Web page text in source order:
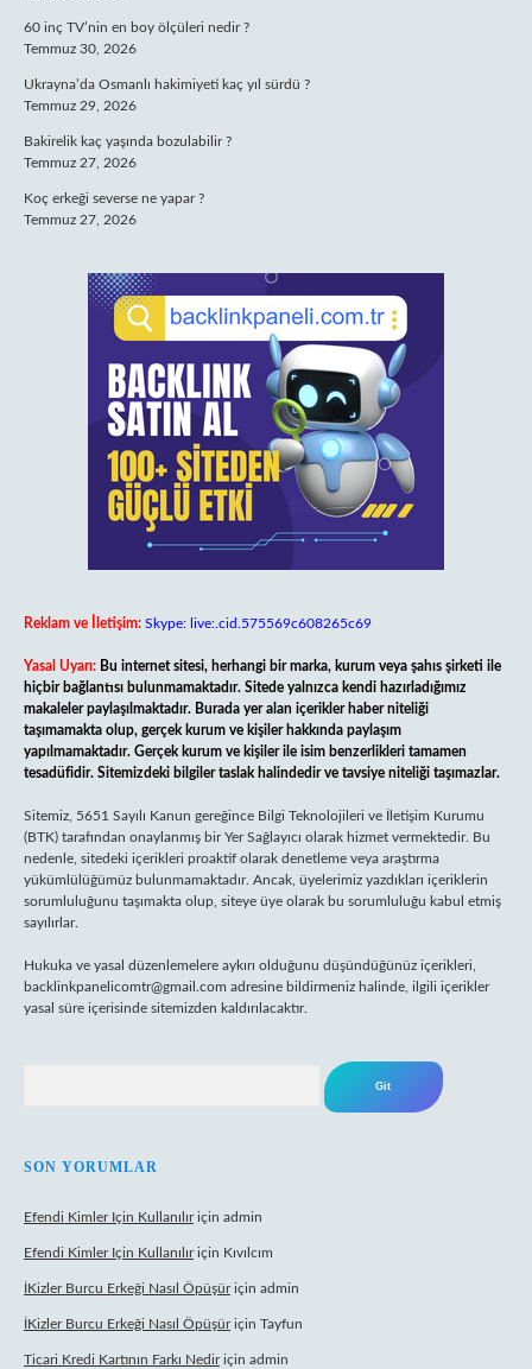
60 inç TV’nin en boy ölçüleri nedir ?
Temmuz 30, 2026
Ukrayna’da Osmanlı hakimiyeti kaç yıl sürdü ?
Temmuz 29, 2026
Bakirelik kaç yaşında bozulabilir ?
Temmuz 27, 2026
Koç erkeği severse ne yapar ?
Temmuz 27, 2026
Reklam ve İletişim: Skype: live:.cid.575569c608265c69
Yasal Uyarı: Bu internet sitesi, herhangi bir marka, kurum veya şahıs şirketi ile
hiçbir bağlantısı bulunmamaktadır. Sitede yalnızca kendi hazırladığımız
makaleler paylaşılmaktadır. Burada yer alan içerikler haber niteliği
taşımamakta olup, gerçek kurum ve kişiler hakkında paylaşım
yapılmamaktadır. Gerçek kurum ve kişiler ile isim benzerlikleri tamamen
tesadüfidir. Sitemizdeki bilgiler taslak halindedir ve tavsiye niteliği taşımazlar.
Sitemiz, 5651 Sayılı Kanun gereğince Bilgi Teknolojileri ve İletişim Kurumu
(BTK) tarafından onaylanmış bir Yer Sağlayıcı olarak hizmet vermektedir. Bu
nedenle, sitedeki içerikleri proaktif olarak denetleme veya araştırma
yükümlülüğümüz bulunmamaktadır. Ancak, üyelerimiz yazdıkları içeriklerin
sorumluluğunu taşımakta olup, siteye üye olarak bu sorumluluğu kabul etmiş
sayılırlar.
Hukuka ve yasal düzenlemelere aykırı olduğunu düşündüğünüz içerikleri,
backlinkpanelicomtr@gmail.com adresine bildirmeniz halinde, ilgili içerikler
yasal süre içerisinde sitemizden kaldırılacaktır.
SON YORUMLAR
Efendi Kimler Için Kullanılıriçin admin
Efendi Kimler Için Kullanılıriçin Kıvılcım
İKizler Burcu Erkeği Nasıl Öpüşüriçin admin
İKizler Burcu Erkeği Nasıl Öpüşüriçin Tayfun
Ticari Kredi Kartının Farkı Nediriçin admin